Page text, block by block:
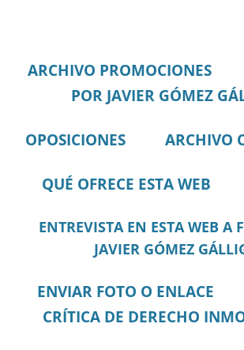
ARCHIVO PROMOCIONES
POR JAVIER GÓMEZ
OPOSICIONES ARCHIVO
QUÉ OFRECE ESTA WEB
ENTREVISTA EN ESTA WEB A
JAVIER GÓMEZ
ENVIAR FOTO O ENLACE
CRÍTICA DE DERECHO